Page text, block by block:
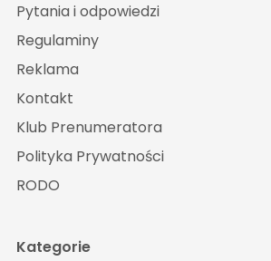
Pytania i odpowiedzi
Regulaminy
Reklama
Kontakt
Klub Prenumeratora
Polityka Prywatności
RODO
Kategorie